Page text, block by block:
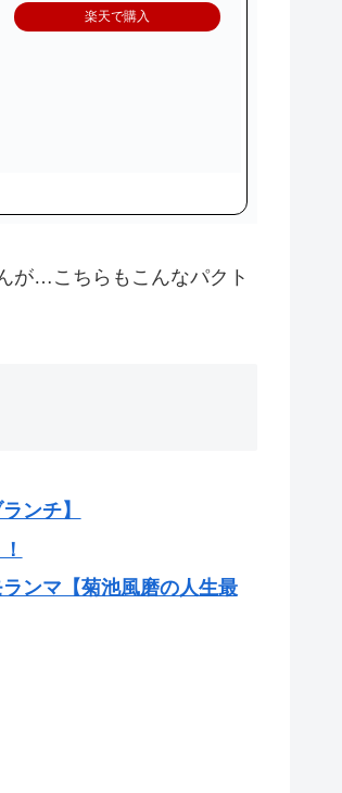
楽天で購入
が…こちらもこんなパクト
ンチ】
ンマ【菊池風磨の人生最